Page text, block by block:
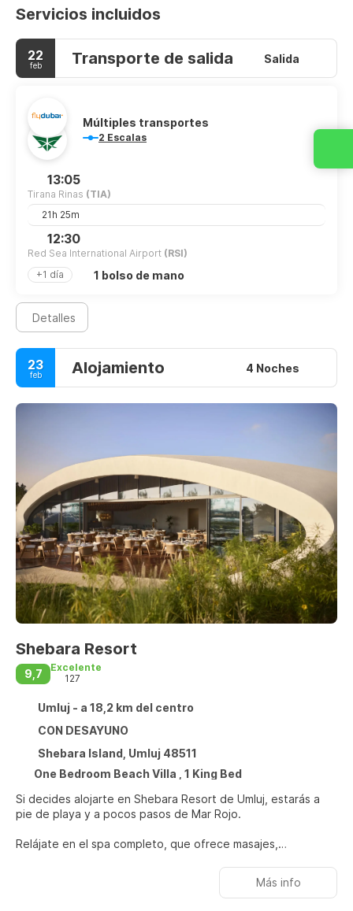
Servicios incluidos
22
feb Transporte de salida Salida
Múltiples transportes
2 Escalas
13:05
Tirana Rinas (TIA)
21h 25m
12:30
Red Sea International Airport (RSI)
+1 día
1 bolso de mano
Detalles
23
feb Alojamiento 4 Noches
Shebara Resort
9,7
Excelente
127
Umluj - a 18,2 km del centro
CON DESAYUNO
Shebara Island, Umluj 48511
One Bedroom Beach Villa , 1 King Bed
Si decides alojarte en Shebara Resort de Umluj, estarás a
pie de playa y a pocos pasos de Mar Rojo.
Relájate en el spa completo, que ofrece masajes,
está asegurada en este alojamiento, que ofrece 2 piscinas
al aire libre, un centro de bienestar abierto las 24 horas y
Más info